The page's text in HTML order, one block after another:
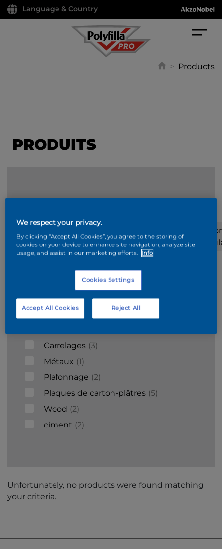
Language & Country
> Products
PRODUITS
mineraux
Supports
Acier galvanisé 1
Bois 9
Carrelages 3
Métaux 1
Plafonnage
2
Plaques de carton-plâtres 5
Wood
2
ciment
2
Unfortunately, no products were found matching
your criteria.
We respect your privacy.
By clicking “Accept All Cookies”, you agree to the storing of
cookies on your device to enhance site navigation, analyze site
usage, and assist in our marketing efforts.
Info
Cookies Settings
Reject All
Accept All Cookies